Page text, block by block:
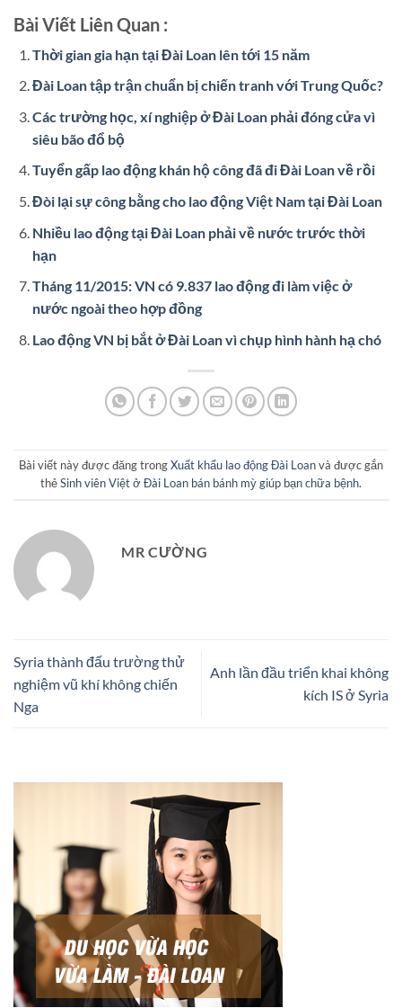
Bài Viết Liên Quan :
Thời gian gia hạn tại Đài Loan lên tới 15 năm
Đài Loan tập trận chuẩn bị chiến tranh với Trung Quốc?
Các trường học, xí nghiệp ở Đài Loan phải đóng cửa vì
siêu bão đổ bộ
Tuyển gấp lao động khán hộ công đã đi Đài Loan về rồi
Đòi lại sự công bằng cho lao động Việt Nam tại Đài Loan
Nhiều lao động tại Đài Loan phải về nước trước thời
hạn
Tháng 11/2015: VN có 9.837 lao động đi làm việc ở
nước ngoài theo hợp đồng
Lao động VN bị bắt ở Đài Loan vì chụp hình hành hạ chó
Bài viết này được đăng trongXuất khẩu lao động Đài Loanvà được gắn
thẻSinh viên Việt ở Đài Loan bán bánh mỳ giúp bạn chữa bệnh.
MR CƯỜNG
Syria thành đấu trường thử
nghiệm vũ khí không chiến
Nga
Anh lần đầu triển khai không
kích IS ở Syria